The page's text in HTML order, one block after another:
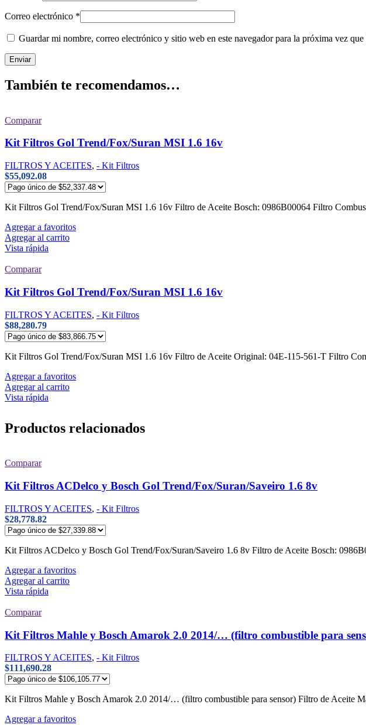
Correo electrónico *
Guardar mi nombre, correo electrónico y sitio web en este navegador para la próxima vez que
También te recomendamos…
Comparar
Kit Filtros Gol Trend/Fox/Suran MSI 1.6 16v
FILTROS Y ACEITES, - Kit Filtros
$55,092.08
Kit Filtros Gol Trend/Fox/Suran MSI 1.6 16v Filtro de Aceite Bosch: 0986B00064 Filtro
Agregar a favoritos
Agregar al carrito
Vista rápida
Comparar
Kit Filtros Gol Trend/Fox/Suran MSI 1.6 16v
FILTROS Y ACEITES, - Kit Filtros
$88,280.79
Kit Filtros Gol Trend/Fox/Suran MSI 1.6 16v Filtro de Aceite Original: 04E-115-561-T Filtro
Agregar a favoritos
Agregar al carrito
Vista rápida
Productos relacionados
Comparar
Kit Filtros ACDelco y Bosch Gol Trend/Fox/Suran/Saveiro 1.6 8v
FILTROS Y ACEITES, - Kit Filtros
$28,778.82
Kit Filtros ACDelco y Bosch Gol Trend/Fox/Suran/Saveiro 1.6 8v Filtro de Aceite Bosch:
Agregar a favoritos
Agregar al carrito
Vista rápida
Comparar
Kit Filtros Mahle y Bosch Amarok 2.0 2014/… (filtro combustible para
FILTROS Y ACEITES, - Kit Filtros
$111,690.28
Kit Filtros Mahle y Bosch Amarok 2.0 2014/… (filtro combustible para sensor) Filtro de Aceite
Agregar a favoritos